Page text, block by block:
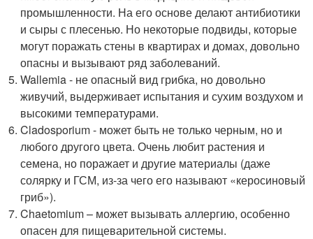
промышленности. На его основе делают антибиотики
и сыры с плесенью. Но некоторые подвиды, которые
могут поражать стены в квартирах и домах, довольно
опасны и вызывают ряд заболеваний.
Wallemia - не опасный вид грибка, но довольно
живучий, выдерживает испытания и сухим воздухом и
высокими температурами.
Cladosporium - может быть не только черным, но и
любого другого цвета. Очень любит растения и
семена, но поражает и другие материалы (даже
солярку и ГСМ, из-за чего его называют «керосиновый
гриб»).
Chaetomium – может вызывать аллергию, особенно
опасен для пищеварительной системы.